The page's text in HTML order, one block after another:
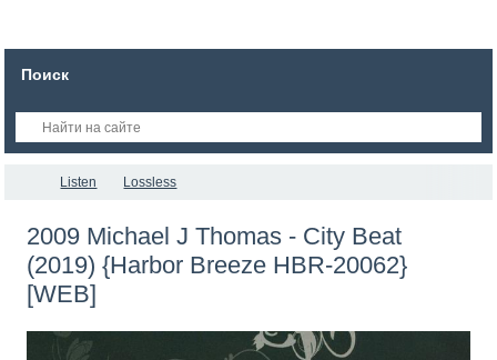
Поиск
Listen Lossless
2009 Michael J Thomas - City Beat
(2019) {Harbor Breeze HBR-20062}
[WEB]